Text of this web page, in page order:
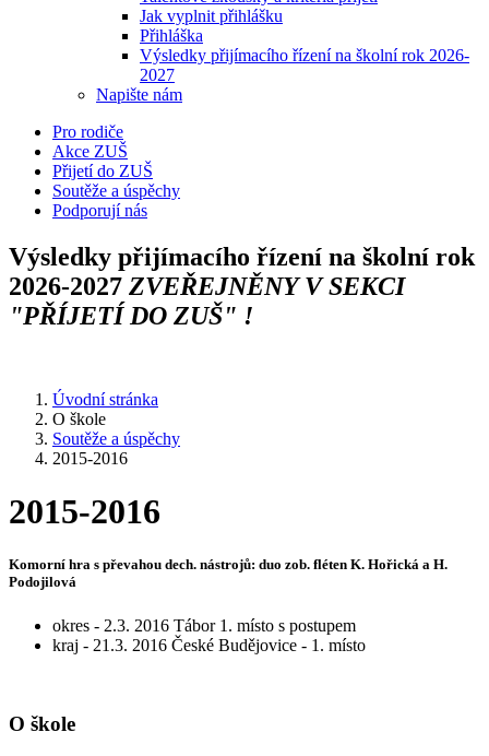
Jak vyplnit přihlášku
Přihláška
Výsledky přijímacího řízení na školní rok 2026-
2027
Napište nám
Pro rodiče
Akce ZUŠ
Přijetí do ZUŠ
Soutěže a úspěchy
Podporují nás
Výsledky přijímacího řízení na školní rok
2026-2027 ZVEŘEJNĚNY V SEKCI
"PŘÍJETÍ DO ZUŠ" !
Úvodní stránka
O škole
Soutěže a úspěchy
2015-2016
2015-2016
Komorní hra s převahou dech. nástrojů: duo zob. fléten K. Hořická a H.
Podojilová
okres - 2.3. 2016 Tábor 1. místo s postupem
kraj - 21.3. 2016 České Budějovice - 1. místo
O škole